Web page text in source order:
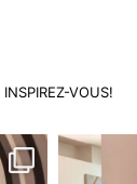
INSPIREZ-VOUS!